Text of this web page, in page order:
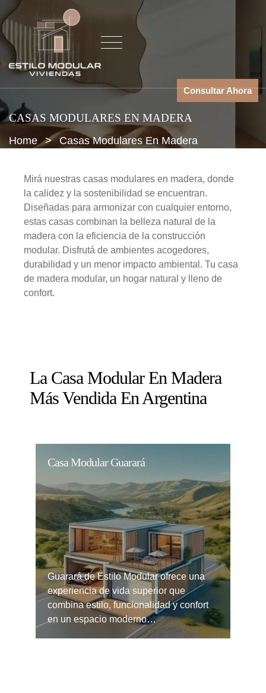
CASAS MODULARES EN MADERA
Home > Casas Modulares En Madera
Consultar Ahora
Mirá nuestras casas modulares en madera, donde
la calidez y la sostenibilidad se encuentran.
Diseñadas para armonizar con cualquier entorno,
estas casas combinan la belleza natural de la
madera con la eficiencia de la construcción
modular. Disfrutá de ambientes acogedores,
durabilidad y un menor impacto ambiental. Tu casa
de madera modular, un hogar natural y lleno de
confort.
La Casa Modular En Madera
Más Vendida En Argentina
Casa Modular Guarará
Guarará de Estilo Modular ofrece una
experiencia de vida superior que
combina estilo, funcionalidad y confort
en un espacio moderno…